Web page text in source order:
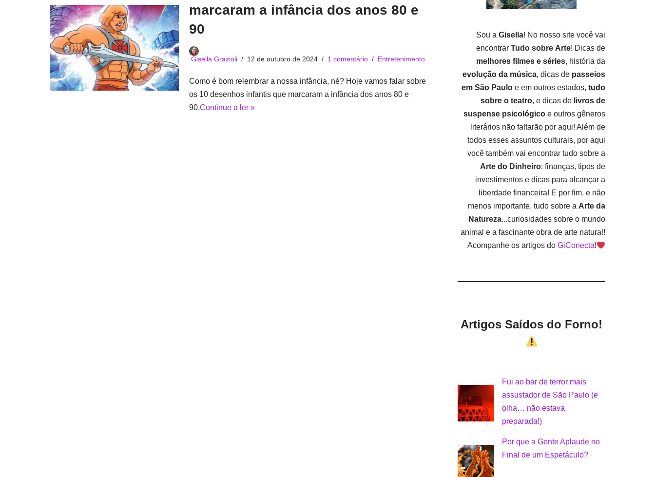
marcaram a infância dos anos 80 e
90
Gisella Grazioli 12 de outubro de 2024 1 comentário Entretenimento
Como é bom relembrar a nossa infância, né? Hoje vamos falar sobre
os 10 desenhos infantis que marcaram a infância dos anos 80 e
90.Continue a ler »
Sou a Gisella! No nosso site você vai
encontrar Tudo sobre Arte! Dicas de
melhores filmes e séries, história da
evolução da música, dicas de passeios
em São Pauloe em outros estados, tudo
sobre o teatro, e dicas delivros de
suspense psicológicoe outros gêneros
literários não faltarão por aqui! Além de
todos esses assuntos culturais, por aqui
você também vai encontrar tudo sobre a
Arte do Dinheiro: finanças, tipos de
investimentos e dicas para alcançar a
liberdade financeira! E por fim, e não
menos importante, tudo sobre a Arte da
Natureza...curiosidades sobre o mundo
animal e a fascinante obra de arte natural!
Acompanhe os artigos do GiConecta!
Artigos Saídos do Forno!
Fui ao bar de terror mais
assustador de São Paulo (e
olha… não estava
preparada!)
Por que a Gente Aplaude no
Final de um Espetáculo?